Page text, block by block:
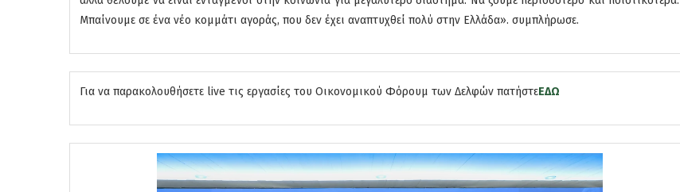
Μπαίνουμε σε ένα νέο κομμάτι αγοράς, που δεν έχει αναπτυχθεί πολύ στην Ελλάδα». συμπλήρωσε.
Για να παρακολουθήσετε live τις εργασίες του Οικονομικού Φόρουμ των Δελφών πατήστεΕΔΩ